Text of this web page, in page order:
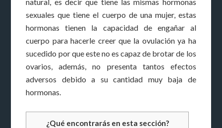
sexuales que tiene el cuerpo de una mujer, estas
hormonas tienen la capacidad de engañar al
cuerpo para hacerle creer que la ovulación ya ha
sucedido por que este no es capaz de brotar de los
ovarios, además, no presenta tantos efectos
adversos debido a su cantidad muy baja de
hormonas.
¿Qué encontrarás en esta sección?